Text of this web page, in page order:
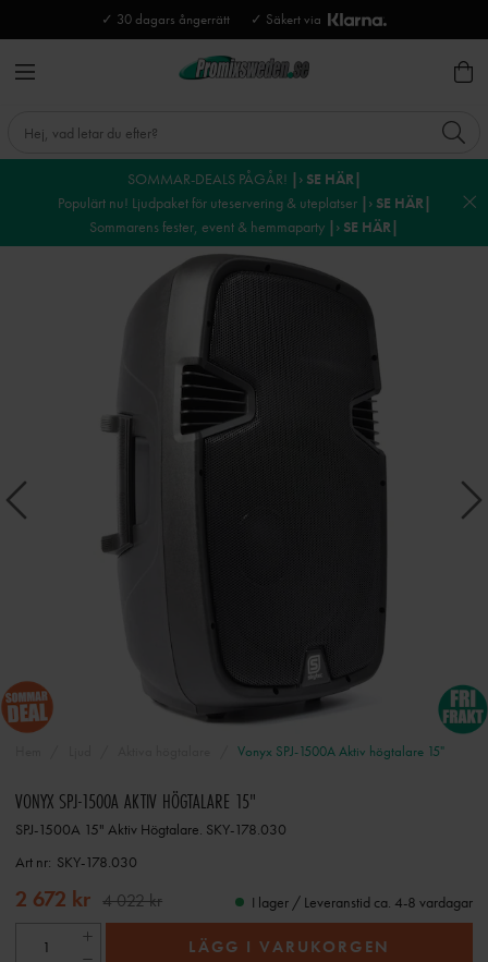
✓ 30 dagars ångerrätt ✓ Säkert via
SOMMAR-DEALS PÅGÅR! |› SE HÄR|
Populärt nu! Ljudpaket för uteservering & uteplatser |› SE HÄR|
Sommarens fester, event & hemmaparty |› SE HÄR|
Vonyx SPJ-1500A Aktiv högtalare 15"
VONYX SPJ-1500A AKTIV HÖGTALARE 15"
SPJ-1500A 15" Aktiv Högtalare. SKY-178.030
Art nr: SKY-178.030
2 672 kr 4 022 kr I lager / Leveranstid ca. 4-8 vardagar
LÄGG I VARUKORGEN